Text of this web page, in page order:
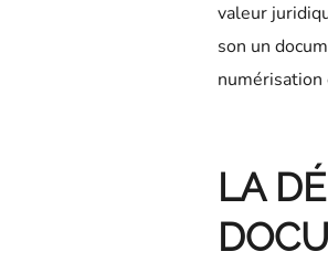
valeur
son un
numérisation
LA